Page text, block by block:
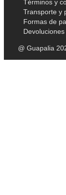
Términos y
Transporte y
Formas de
Devoluciones
@ Guapalia